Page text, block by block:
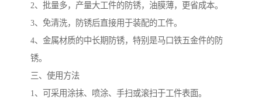
2、批量多，产量大工件的防锈，油膜薄，更省成本。
3、免清洗，防锈后直接用于装配的工件。
4、金属材质的中长期防锈，特别是马口铁五金件的防
锈。
三、使用方法
1、可采用涂抹、喷涂、手扫或滚扫于工件表面。